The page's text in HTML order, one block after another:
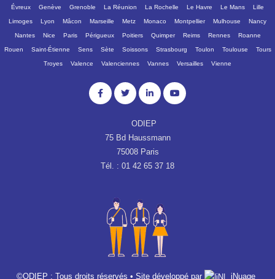
Évreux Genève Grenoble La Réunion La Rochelle Le Havre Le Mans Lille
Limoges Lyon Mâcon Marseille Metz Monaco Montpellier Mulhouse Nancy
Nantes Nice Paris Périgueux Poitiers Quimper Reims Rennes Roanne
Rouen Saint-Étienne Sens Sète Soissons Strasbourg Toulon Toulouse Tours
Troyes Valence Valenciennes Vannes Versailles Vienne
ODIEP
75 Bd Haussmann
75008 Paris
Tél. : 01 42 65 37 18
©ODIEP : Tous droits réservés • Site développé par iNuage